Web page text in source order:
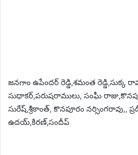
జనగాం ఉపేందర్ రెడ్డి,శమంత
సుధాకర్,పరుషరాములు, సంఘీ
సురేష్,శ్రీకాంత్, కొనపూరం నర్సింగరావు,,
ఉదయ్,కిరణ్,సందీప్